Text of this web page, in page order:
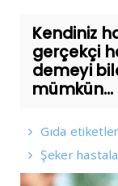
Kendiniz
gerçekçi
demeyi
mümkün...
Gıda
Şeker